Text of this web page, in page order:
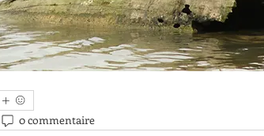
0 commentaire